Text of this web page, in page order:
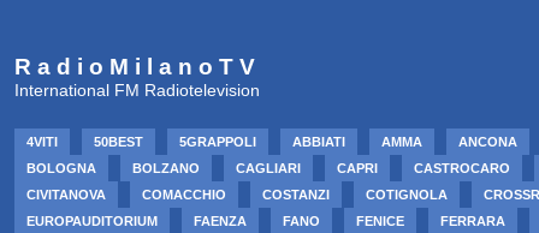
R a d i o M i l a n o T V
International FM Radiotelevision
4VITI 50BEST 5GRAPPOLI ABBIATI AMMA
ANCONA
BOLOGNA
BOLZANO CAGLIARI CAPRI
CASTROCARO
CIVITANOVA
COMACCHIO COSTANZI COTIGNOLA
EUROPAUDITORIUM
FAENZA FANO FENICE
FERRARA